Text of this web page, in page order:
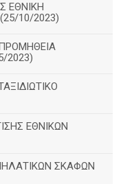
ΕΘΝΙΚΗ
10/2023)
2023)
ΕΘΝΙΚΩΝ
ΣΚΑΦΩΝ